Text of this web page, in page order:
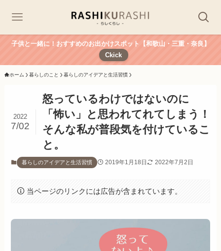
子供と一緒に！おすすめのお出かけスポット【和歌山・三重・奈良】
Ckick
ホーム 暮らしのこと 暮らしのアイデアと生活習慣
怒っているわけではないのに
「怖い」と思われてれてしまう！
そんな私が普段気を付けているこ
と。
2022
7/02
暮らしのアイデアと生活習慣 2019年1月18日 2022年7月2日
当ページのリンクには広告が含まれています。